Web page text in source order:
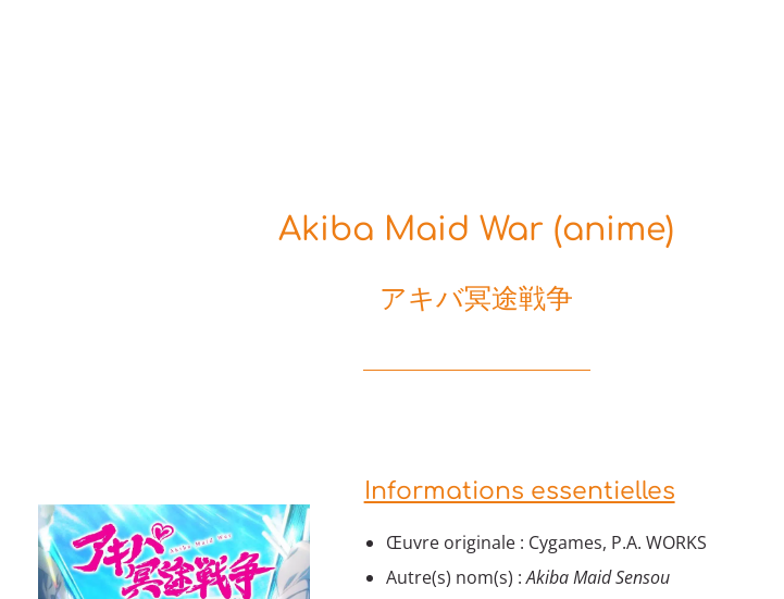
Akiba Maid War (anime)
アキバ冥途戦争
Informations essentielles
Œuvre originale : Cygames, P.A. WORKS
Autre(s) nom(s) :Akiba Maid Sensou